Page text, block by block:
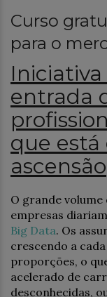
Curso
para o
entrada
que
ascensão
O grande
empresas
Big Data. Os
crescendo a
proporções, o
acelerado de
desconhecidas,